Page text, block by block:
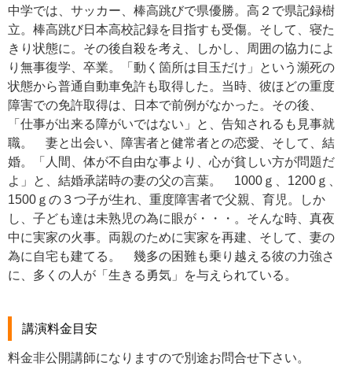
中学では、サッカー、棒高跳びで県優勝。高２で県記録樹
立。棒高跳び日本高校記録を目指すも受傷。そして、寝た
きり状態に。その後自殺を考え、しかし、周囲の協力によ
り無事復学、卒業。「動く箇所は目玉だけ」という瀕死の
状態から普通自動車免許も取得した。当時、彼ほどの重度
障害での免許取得は、日本で前例がなかった。その後、
「仕事が出来る障がいではない」と、告知されるも見事就
職。 妻と出会い、障害者と健常者との恋愛、そして、結
婚。「人間、体が不自由な事より、心が貧しい方が問題だ
よ」と、結婚承諾時の妻の父の言葉。 1000ｇ、1200ｇ、
1500ｇの３つ子が生れ、重度障害者で父親、育児。しか
し、子ども達は未熟児の為に眼が・・・。そんな時、真夜
中に実家の火事。両親のために実家を再建、そして、妻の
為に自宅も建てる。 幾多の困難も乗り越える彼の力強さ
に、多くの人が「生きる勇気」を与えられている。
講演料金目安
料金非公開講師になりますので別途お問合せ下さい。